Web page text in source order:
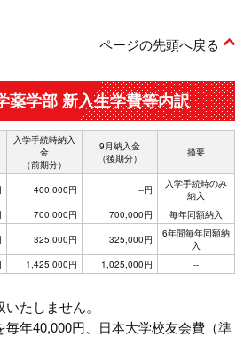
ページの先頭へ戻る
薬学部 新入生学費等内訳
入学手続時納入
金
（前期分）
9月納入金
（後期分）
摘要
400,000円 --円
入学手続時のみ
納入
700,000円 700,000円
毎年同額納入
325,000円 325,000円
6年間毎年同額納
入
1,425,000円 1,025,000円 --
たしません。
毎年40,000円、日本大学校友会費（準